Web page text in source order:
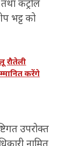
कंट्रोल
भट्ट को
रौतेली
करेंगे
उपरोक्त